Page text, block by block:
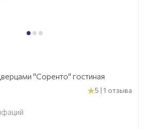
"Соренто" гостиная
5 | 1 отзыва